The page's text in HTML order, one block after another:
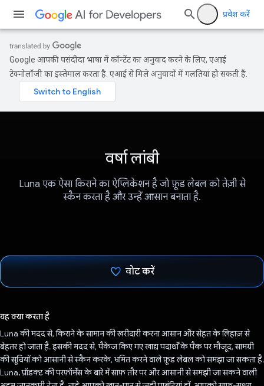
प्रवेश करें
Google आपकी पसंदीदा भाषा में कॉन्टेंट का अनुवाद करने के लिए, एआई
टेक्नोलॉजी का इस्तेमाल करता है. एआई से मिले अनुवादों में गलतियां हो सकती हैं.
वर्षा लांबी
Luna एक ऐसा किराने का ऐप्लिकेशन है जो फ़ूड लेबल को तेज़ी से
स्कैन करता है और उन्हें आसान बनाता है.
वोट करें
यह क्या करता है
Luna की मदद से, किराने के सामान की खरीदारी करना आसान और सेहत के लिहाज़ से
बेहतर हो जाता है. इसकी मदद से, पैकेज किए गए खाद्य पदार्थों के पैक पर मौजूद, सामग्री
की सूचियों को आसानी से स्कैन करके, भ्रमित करने वाले फ़ूड लेबल को समझा जा सकता है.
Luna, प्रॉडक्ट की परफ़ॉर्मेंस के बारे में साफ़ तौर पर और आसानी से समझी जा सकने वाली